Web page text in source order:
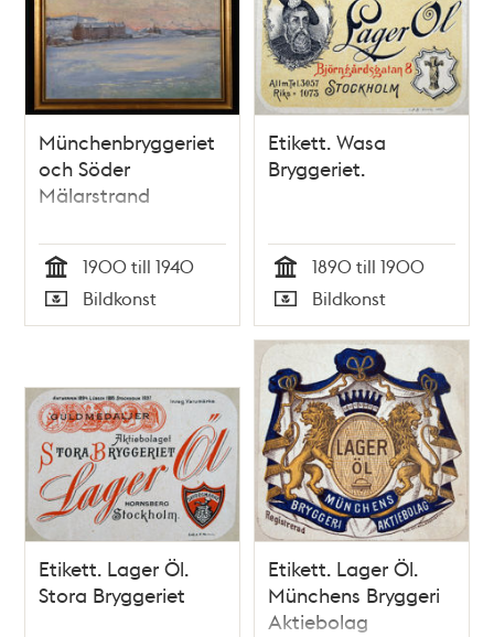
Münchenbryggeriet
och Söder
Mälarstrand
Tid
1900 till 1940
Typ
Bildkonst
Etikett. Wasa
Bryggeriet.
Tid
1890 till 1900
Typ
Bildkonst
Etikett. Lager Öl.
Stora Bryggeriet
Etikett. Lager Öl.
Münchens Bryggeri
Aktiebolag